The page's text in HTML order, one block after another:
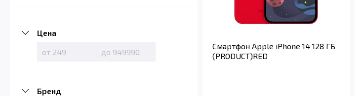
Цена
Бренд
Смартфон Apple iPhone 14 128 ГБ
(PRODUCT)RED